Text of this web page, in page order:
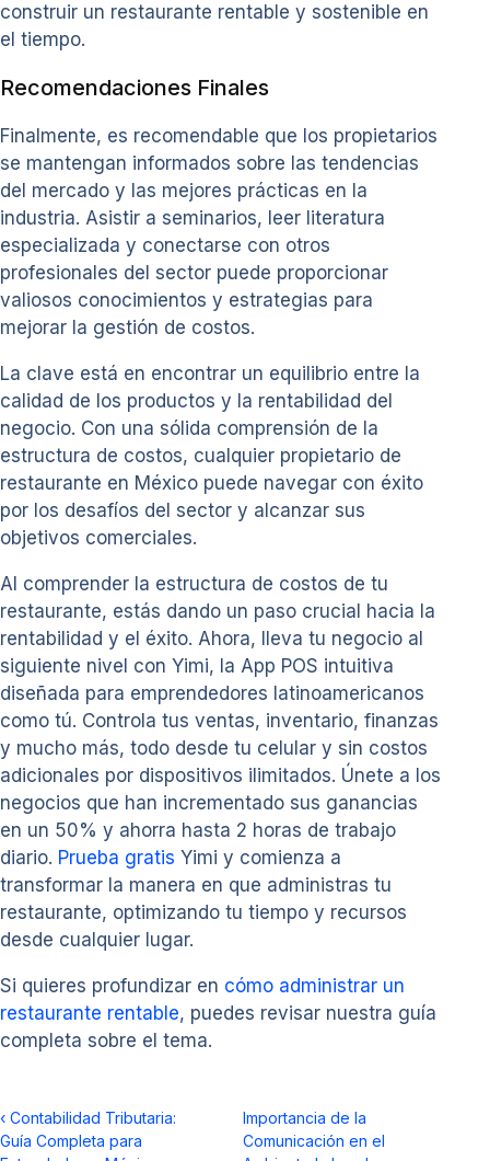
construir un restaurante rentable y sostenible en
el tiempo.
Recomendaciones Finales
Finalmente, es recomendable que los propietarios
se mantengan informados sobre las tendencias
del mercado y las mejores prácticas en la
industria. Asistir a seminarios, leer literatura
especializada y conectarse con otros
profesionales del sector puede proporcionar
valiosos conocimientos y estrategias para
mejorar la gestión de costos.
La clave está en encontrar un equilibrio entre la
calidad de los productos y la rentabilidad del
negocio. Con una sólida comprensión de la
estructura de costos, cualquier propietario de
restaurante en México puede navegar con éxito
por los desafíos del sector y alcanzar sus
objetivos comerciales.
Al comprender la estructura de costos de tu
restaurante, estás dando un paso crucial hacia la
rentabilidad y el éxito. Ahora, lleva tu negocio al
siguiente nivel con Yimi, la App POS intuitiva
diseñada para emprendedores latinoamericanos
como tú. Controla tus ventas, inventario, finanzas
y mucho más, todo desde tu celular y sin costos
adicionales por dispositivos ilimitados. Únete a los
negocios que han incrementado sus ganancias
en un 50% y ahorra hasta 2 horas de trabajo
diario. Prueba gratis Yimi y comienza a
transformar la manera en que administras tu
restaurante, optimizando tu tiempo y recursos
desde cualquier lugar.
Si quieres profundizar en cómo administrar un
restaurante rentable, puedes revisar nuestra guía
completa sobre el tema.
‹ Contabilidad Tributaria:
Guía Completa para
Importancia de la
Comunicación en el